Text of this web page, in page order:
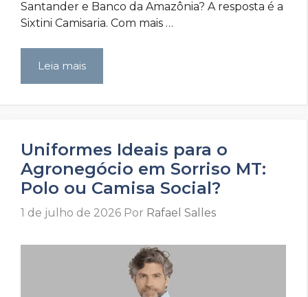
Santander e Banco da Amazônia? A resposta é a
Sixtini Camisaria. Com mais …
Leia mais
Uniformes Ideais para o
Agronegócio em Sorriso MT:
Polo ou Camisa Social?
1 de julho de 2026 Por Rafael Salles